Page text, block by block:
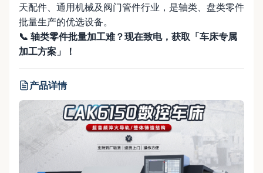
天配件、通用机械​及阀门管件​行业，是轴类、盘类零件
批量生产的优选设备。
📞 轴类零件批量加工难？现在致电，获取「车床专属
加工方案」！
产品详情